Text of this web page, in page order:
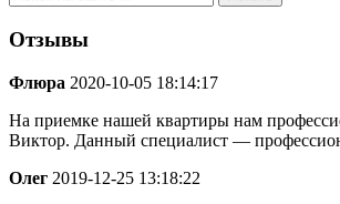
Отзывы
Флюра 2020-10-05 18:14:17
На приемке нашей квартиры нам
Виктор. Данный специалист —
Олег 2019-12-25 13:18:22